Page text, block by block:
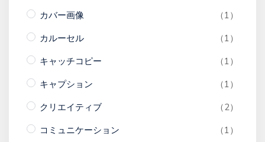
カバー画像
（1）
カルーセル
（1）
キャッチコピー
（1）
キャプション
（1）
クリエイティブ
（2）
コミュニケーション
（1）